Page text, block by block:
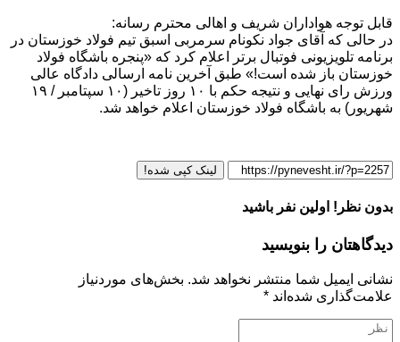
قابل توجه هواداران شریف و اهالی محترم رسانه:
در حالی که آقای جواد نکونام سرمربی اسبق تیم فولاد خوزستان در
برنامه تلویزیونی فوتبال برتر اعلام کرد که «پنجره باشگاه فولاد
خوزستان باز شده است!» طبق آخرین نامه ارسالی دادگاه عالی
ورزش رای نهایی و نتیجه حکم با ۱۰ روز تاخیر (۱۰ سپتامبر / ۱۹
شهریور) به باشگاه فولاد خوزستان اعلام خواهد شد.
لینک کپی شده!
بدون نظر! اولین نفر باشید
دیدگاهتان را بنویسید
نشانی ایمیل شما منتشر نخواهد شد. بخش‌های موردنیاز
علامت‌گذاری شده‌اند *